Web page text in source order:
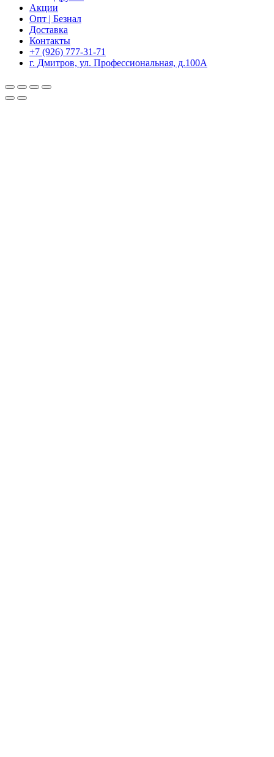
Акции
Опт | Безнал
Доставка
Контакты
+7 (926) 777-31-71
г. Дмитров, ул. Профессиональная, д.100А